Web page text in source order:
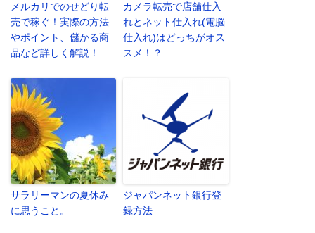
メルカリでのせどり転
売で稼ぐ！実際の方法
やポイント、儲かる商
品など詳しく解説！
カメラ転売で店舗仕入
れとネット仕入れ(電脳
仕入れ)はどっちがオス
スメ！？
サラリーマンの夏休み
に思うこと。
ジャパンネット銀行登
録方法